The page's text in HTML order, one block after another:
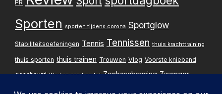
PR
Sporten sporten tijdens corona Sportglow
Stabiliteitsoefeningen Tennis Tennissen thuis krachttraining
thuis sporten thuis trainen Trouwen Vlog Voorste knieband
gescheurd Werken aan herstel Zonbescherming Zwanger